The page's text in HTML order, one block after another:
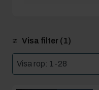
Visa filter (1)